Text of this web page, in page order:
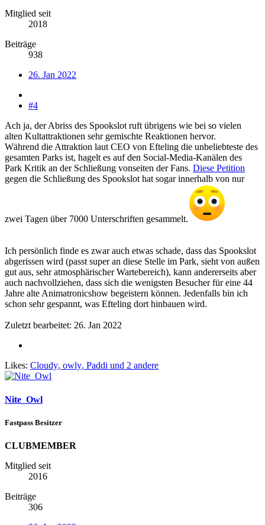
Mitglied seit
2018
Beiträge
938
26. Jan 2022
#4
Ach ja, der Abriss des Spookslot ruft übrigens wie bei so vielen
alten Kultattraktionen sehr gemischte Reaktionen hervor.
Während die Attraktion laut CEO von Efteling die unbeliebteste des
gesamten Parks ist, hagelt es auf den Social-Media-Kanälen des
Park Kritik an der Schließung vonseiten der Fans. Diese Petition
gegen die Schließung des Spookslot hat sogar innerhalb von nur
zwei Tagen über 7000 Unterschriften gesammelt.
Ich persönlich finde es zwar auch etwas schade, dass das Spookslot
abgerissen wird (passt super an diese Stelle im Park, sieht von außen
gut aus, sehr atmosphärischer Wartebereich), kann andererseits aber
auch nachvollziehen, dass sich die wenigsten Besucher für eine 44
Jahre alte Animatronicshow begeistern können. Jedenfalls bin ich
schon sehr gespannt, was Efteling dort hinbauen wird.
Zuletzt bearbeitet: 26. Jan 2022
Likes: Cloudy, owly, Paddi und 2 andere
Nite_Owl
Fastpass Besitzer
CLUBMEMBER
Mitglied seit
2016
Beiträge
306